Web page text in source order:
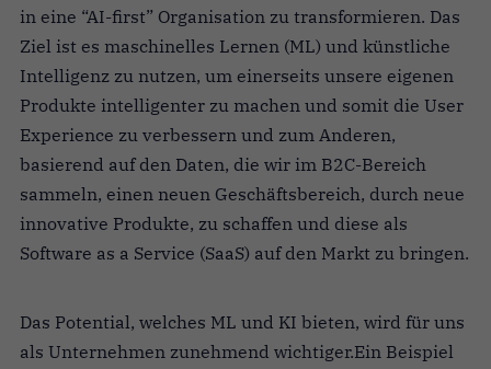
in eine “AI-first” Organisation zu transformieren. Das
Ziel ist es maschinelles Lernen (ML) und künstliche
Intelligenz zu nutzen, um einerseits unsere eigenen
Produkte intelligenter zu machen und somit die User
Experience zu verbessern und zum Anderen,
basierend auf den Daten, die wir im B2C-Bereich
sammeln, einen neuen Geschäftsbereich, durch neue
innovative Produkte, zu schaffen und diese als
Software as a Service (SaaS) auf den Markt zu bringen.
Das Potential, welches ML und KI bieten, wird für uns
als Unternehmen zunehmend wichtiger.Ein Beispiel